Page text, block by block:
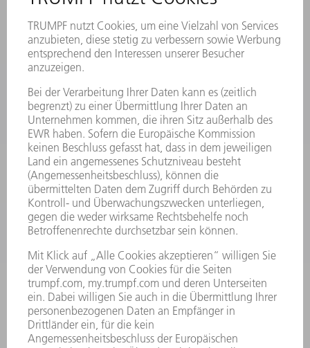
NEWSLETTER-ANMELDUNG
MYTRUMPF
SICHERHEITSDATENBLÄTTER
PRODUKTE
LASER
LEISTUNGSELEKTRONIK
ELEKTROWERKZEUGE
SMART FACTORY
SOFTWARE
SERVICES
ANWENDUNGEN
BRANCHEN
UNTERNEHMEN
KARRIERE
STELLENANGEBOTE
VORSTAND
GESCHÄFTSBERICHT
UNTERNEHMENSGRUNDSÄTZE
COMPLIANCE
HINWEISGEBERSYSTEM
SECURITY
PRESSEMITTEILUNGEN